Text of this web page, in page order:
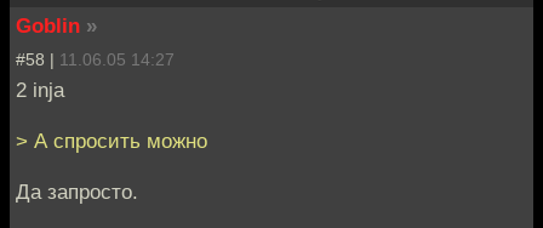
Goblin »
#58 | 11.06.05 14:27
2 inja
> А спросить можно
Да запросто.